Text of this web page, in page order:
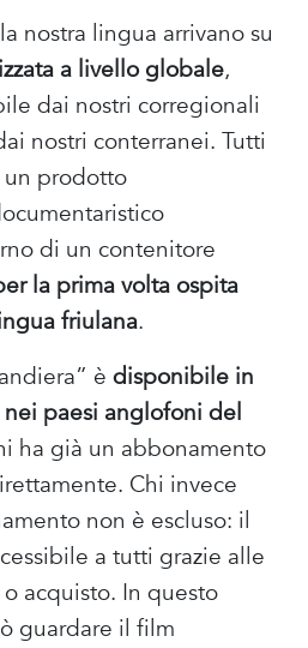
nostra lingua arrivano su
a livello globale,
dai nostri corregionali
nostri conterranei. Tutti
prodotto
di un contenitore
la prima volta ospita
friulana.
èdisponibile in
paesi anglofoni del
ha già un abbonamento
Chi invece
non è escluso: il
a tutti grazie alle
acquisto. In questo
guardare il film